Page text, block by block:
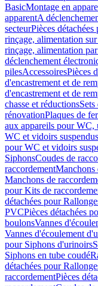
BasicMontage en
apparentA
secteurPièces
rinçage, alimentation sur
rinçage, alimentation
déclenchement
pilesAccessoiresPièces
d'encastrement et de
d'encastrement et de
chasse et réductions
rénovationPlaques de
aux appareils pour WC,
WC et vidoirs suspendus
pour WC et vidoirs
SiphonsCoudes de
raccordementManchons
Manchons de
pour Kits de
détachées pour
PVCPièces détachées
boulonsVannes
Vannes d'écoulement
pour Siphons d'urinoirs
Siphons en tube coudé
détachées pour
raccordementPièces